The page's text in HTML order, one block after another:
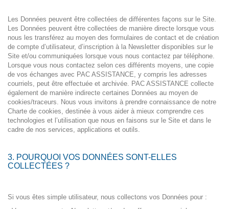
Les Données peuvent être collectées de différentes façons sur le Site.
Les Données peuvent être collectées de manière directe lorsque vous
nous les transférez au moyen des formulaires de contact et de création
de compte d’utilisateur, d’inscription à la Newsletter disponibles sur le
Site et/ou communiquées lorsque vous nous contactez par téléphone.
Lorsque vous nous contactez selon ces différents moyens, une copie
de vos échanges avec PAC ASSISTANCE, y compris les adresses
courriels, peut être effectuée et archivée. PAC ASSISTANCE collecte
également de manière indirecte certaines Données au moyen de
cookies/traceurs. Nous vous invitons à prendre connaissance de notre
Charte de cookies, destinée à vous aider à mieux comprendre ces
technologies et l’utilisation que nous en faisons sur le Site et dans le
cadre de nos services, applications et outils.
3. POURQUOI VOS DONNÉES SONT-ELLES
COLLECTÉES ?
Si vous êtes simple utilisateur, nous collectons vos Données pour :